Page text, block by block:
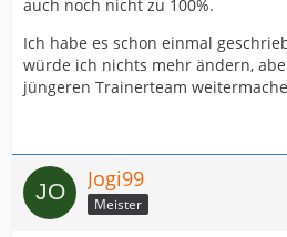
auch noch nicht zu 100%.
Ich habe es schon einmal
würde ich nichts mehr ändern,
jüngeren Trainerteam
Jogi99
Meister